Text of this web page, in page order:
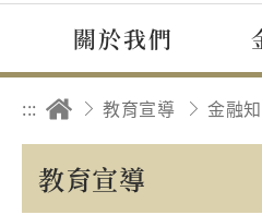
關於我們
::: 教育宣導 金融
教育宣導